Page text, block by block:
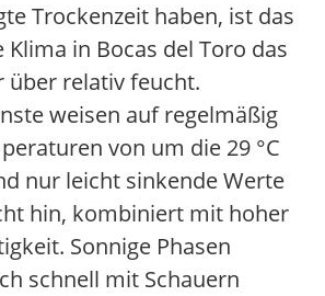
Trockenzeit haben, ist das
Klima in Bocas del Toro das
über relativ feucht.
weisen auf regelmäßig
von um die 29 °C
nur leicht sinkende Werte
hin, kombiniert mit hoher
Sonnige Phasen
schnell mit Schauern